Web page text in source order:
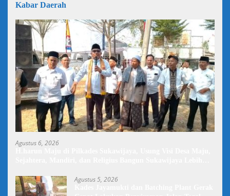
Kabar Daerah
Agustus 6, 2026
Agustus 5, 2026